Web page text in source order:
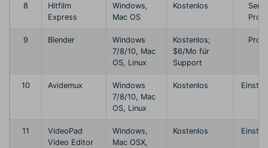
8
Hitfilm
Express
Windows,
Mac OS
Kostenlos
9 Blender
Windows
7/8/10, Mac
OS, Linux
Kostenlos;
$6/Mo für
Support
10 Avidemux
Windows
7/8/10, Mac
OS, Linux
Kostenlos
11
VideoPad
Video Editor
Windows,
Mac OSX,
Kostenlos